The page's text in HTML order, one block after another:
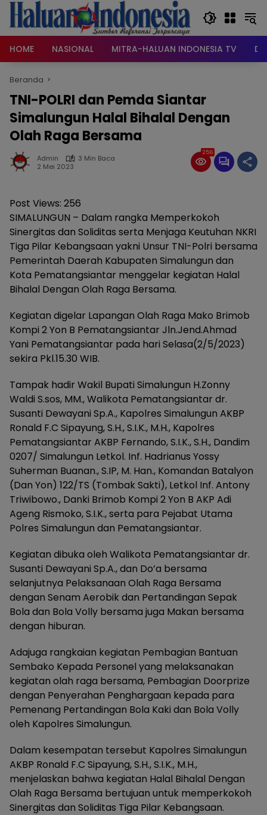
Langsung
konten
HOME
NASIONAL MITRA-HALUAN INDONESIA TV
Beranda
TNI-POLRI dan Pemda Siantar
Simalungun Halal Bihalal Dengan
Olah Raga Bersama
Admin
3 Min Baca
2 Mei 2023
256
Post Views: 256
SIMALUNGUN – Dalam rangka Memperkokoh
Sinergitas dan Soliditas serta Menjaga Keutuhan NKRI
Tiga Pilar Kebangsaan yakni Unsur TNI-Polri bersama
Pemerintah Daerah Kabupaten Simalungun dan
Kota Pematangsiantar menggelar kegiatan Halal
Bihalal Dengan Olah Raga Bersama.
Kegiatan digelar Lapangan Olah Raga Mako Brimob
Kompi 2 Yon B Pematangsiantar Jln.Jend.Ahmad
Yani Pematangsiantar pada hari Selasa(2/5/2023)
sekira Pkl.15.30 WIB.
Tampak hadir Wakil Bupati Simalungun H.Zonny
Waldi S.sos, MM., Walikota Pematangsiantar dr.
Susanti Dewayani Sp.A., Kapolres Simalungun AKBP
Ronald F.C Sipayung, S.H., S.I.K., M.H., Kapolres
Pematangsiantar AKBP Fernando, S.I.K., S.H., Dandim
0207/ Simalungun Letkol. Inf. Hadrianus Yossy
Suherman Buanan., S.IP, M. Han., Komandan Batalyon
(Dan Yon) 122/TS (Tombak Sakti), Letkol Inf. Antony
Triwibowo., Danki Brimob Kompi 2 Yon B AKP Adi
Ageng Rismoko, S.I.K., serta para Pejabat Utama
Polres Simalungun dan Pematangsiantar.
Kegiatan dibuka oleh Walikota Pematangsiantar dr.
Susanti Dewayani Sp.A., dan Do’a bersama
selanjutnya Pelaksanaan Olah Raga Bersama
dengan Senam Aerobik dan Pertandingan Sepak
Bola dan Bola Volly bersama juga Makan bersama
dengan hiburan.
Adajuga rangkaian kegiatan Pembagian Bantuan
Sembako Kepada Personel yang melaksanakan
kegiatan olah raga bersama, Pembagian Doorprize
dengan Penyerahan Penghargaan kepada para
Pemenang Pertandingan Bola Kaki dan Bola Volly
oleh Kapolres Simalungun.
Dalam kesempatan tersebut Kapolres Simalungun
AKBP Ronald F.C Sipayung, S.H., S.I.K., M.H.,
menjelaskan bahwa kegiatan Halal Bihalal Dengan
Olah Raga Bersama bertujuan untuk memperkokoh
Sinergitas dan Soliditas Tiga Pilar Kebangsaan.